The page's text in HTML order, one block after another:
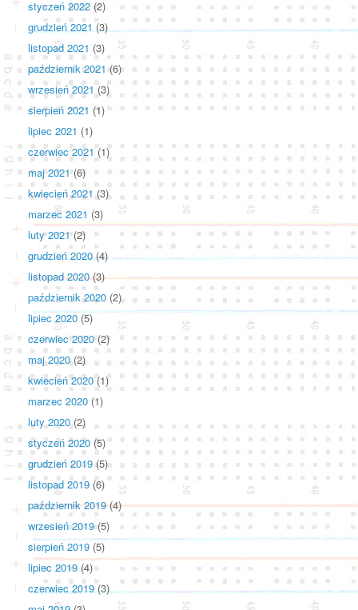
styczeń 2022 (2)
grudzień 2021(3)
listopad 2021 (3)
październik 2021(6)
wrzesień 2021(3)
sierpień 2021 (1)
lipiec 2021 (1)
czerwiec 2021(1)
maj 2021(6)
kwiecień 2021 (3)
marzec 2021 (3)
luty 2021(2)
grudzień 2020 (4)
listopad 2020 (3)
październik 2020 (2)
lipiec 2020(5)
czerwiec 2020(2)
maj 2020(2)
kwiecień 2020(1)
marzec 2020 (1)
luty 2020(2)
styczeń 2020 (5)
grudzień 2019(5)
listopad 2019 (6)
październik 2019(4)
wrzesień 2019(5)
sierpień 2019 (5)
lipiec 2019 (4)
czerwiec 2019(3)